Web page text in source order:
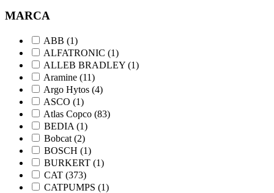
MARCA
ABB (1)
ALFATRONIC (1)
ALLEB BRADLEY (1)
Aramine (11)
Argo Hytos (4)
ASCO (1)
Atlas Copco (83)
BEDIA (1)
Bobcat (2)
BOSCH (1)
BURKERT (1)
CAT (373)
CATPUMPS (1)